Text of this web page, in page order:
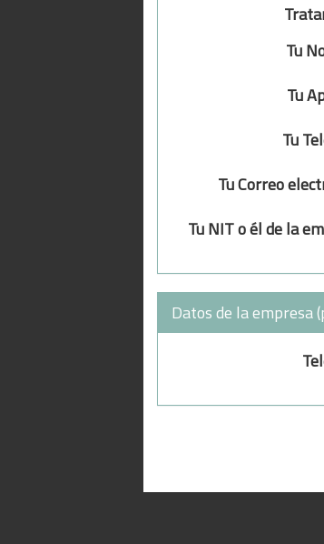
Tu
Tu
Tu
Tu Correo
Tu NIT o él de la
Datos de la empresa